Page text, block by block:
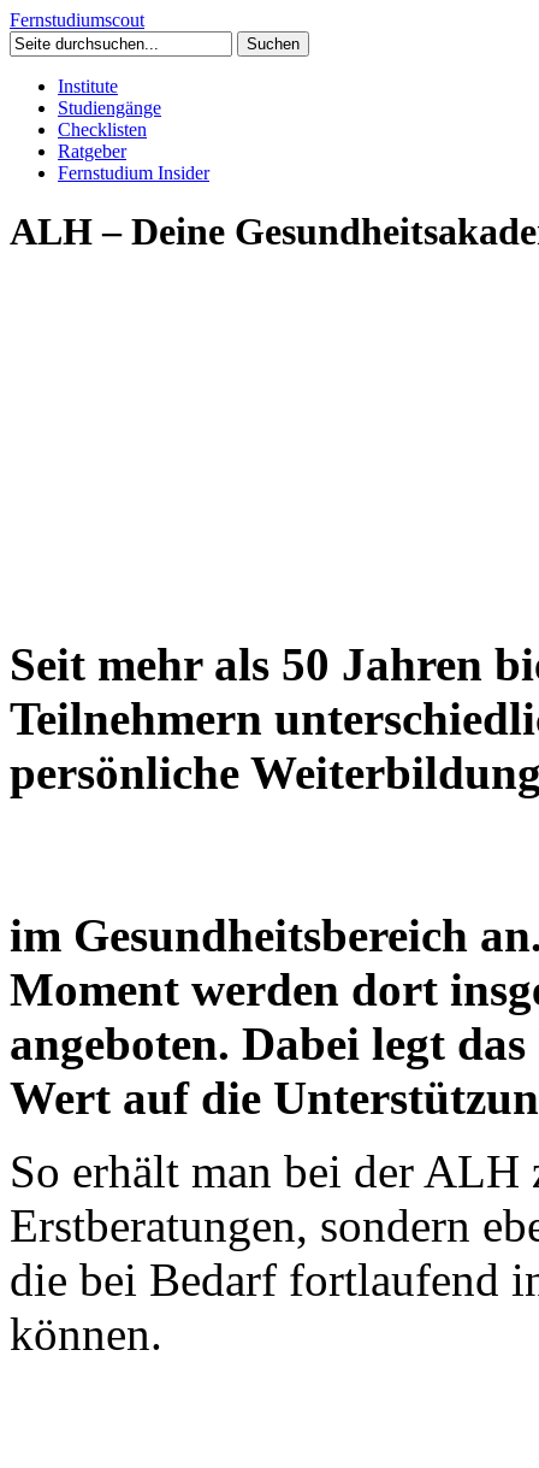
Fernstudiumscout
Institute
Studiengänge
Checklisten
Ratgeber
Fernstudium Insider
ALH – Deine
Seit mehr als 50 Jahren
Teilnehmern
persönliche
im Gesundheitsbereich
Moment werden dort
angeboten. Dabei legt
Wert auf die
So erhält man bei der
Erstberatungen, sondern
die bei Bedarf fortlaufend
können.